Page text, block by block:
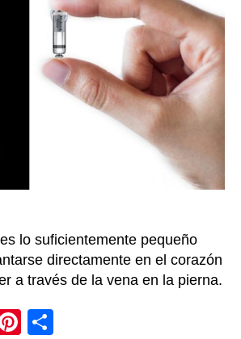
con
en
se
lo suficientemente pequeño
directamente en el corazón
a través de la vena en la pierna.
Pi